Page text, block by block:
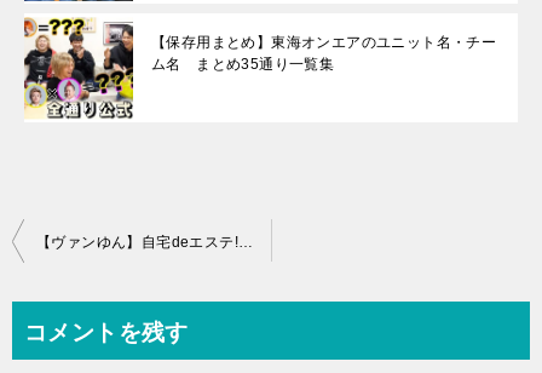
【保存用まとめ】東海オンエアのユニット名・チー
ム名 まとめ35通り一覧集
投
ビ
【ヴァンゆん】自宅deエステ!?オイルマッサージ
コメントを残す